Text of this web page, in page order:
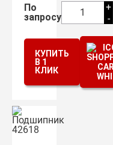
По
запросу
1
+
-
КУПИТЬ
В 1
КЛИК